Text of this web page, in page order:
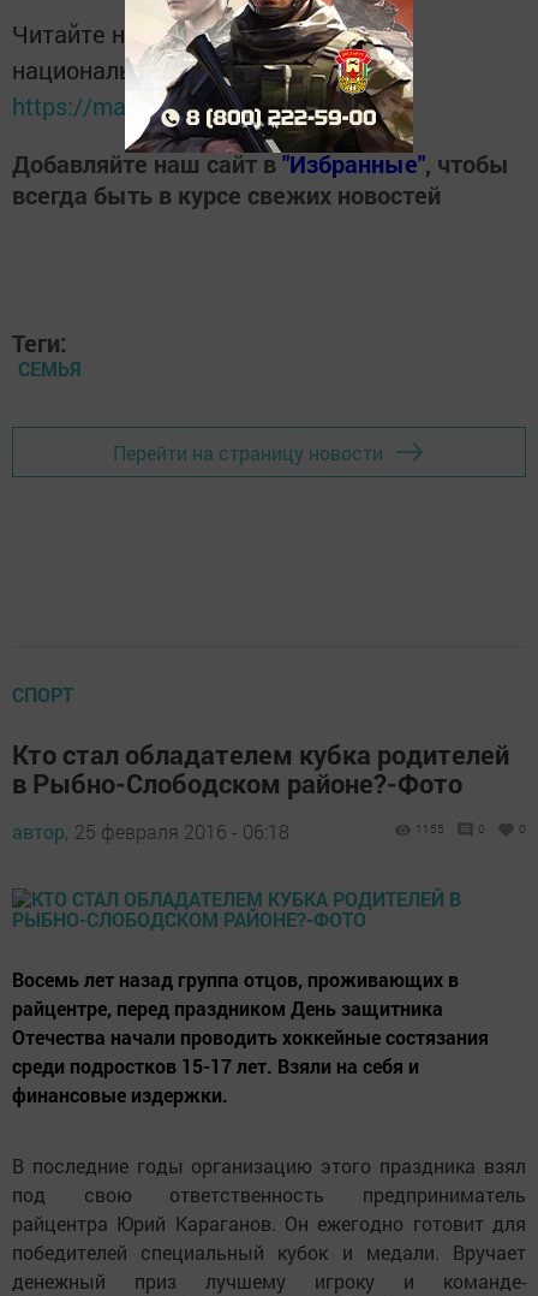
Читайте новости Татарстана в
национальном мессенджере MАХ:
https://max.ru/tatmedia
Добавляйте наш сайт в"Избранные", чтобы
всегда быть в курсе свежих новостей
Теги:
СЕМЬЯ
Перейти на страницу новости
СПОРТ
Кто стал обладателем кубка родителей
в Рыбно-Слободском районе?-Фото
автор, 25 февраля 2016 - 06:18 1155 0 0
Восемь лет назад группа отцов, проживающих в
райцентре, перед праздником День защитника
Отечества начали проводить хоккейные состязания
среди подростков 15-17 лет. Взяли на себя и
финансовые издержки.
В последние годы организацию этого праздника взял
под свою ответственность предприниматель
райцентра Юрий Караганов. Он ежегодно готовит для
победителей специальный кубок и медали. Вручает
денежный приз лучшему игроку и команде-